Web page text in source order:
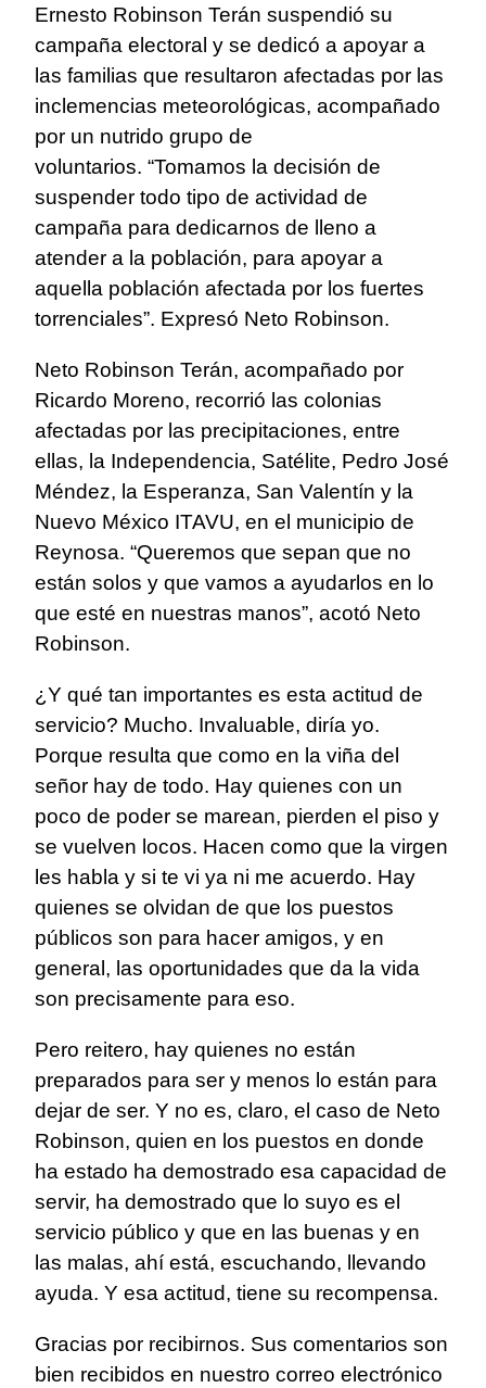
Ernesto Robinson Terán suspendió su
campaña electoral y se dedicó a apoyar a
las familias que resultaron afectadas por las
inclemencias meteorológicas, acompañado
por un nutrido grupo de
voluntarios. “Tomamos la decisión de
suspender todo tipo de actividad de
campaña para dedicarnos de lleno a
atender a la población, para apoyar a
aquella población afectada por los fuertes
torrenciales”. Expresó Neto Robinson.
Neto Robinson Terán, acompañado por
Ricardo Moreno, recorrió las colonias
afectadas por las precipitaciones, entre
ellas, la Independencia, Satélite, Pedro José
Méndez, la Esperanza, San Valentín y la
Nuevo México ITAVU, en el municipio de
Reynosa. “Queremos que sepan que no
están solos y que vamos a ayudarlos en lo
que esté en nuestras manos”, acotó Neto
Robinson.
¿Y qué tan importantes es esta actitud de
servicio? Mucho. Invaluable, diría yo.
Porque resulta que como en la viña del
señor hay de todo. Hay quienes con un
poco de poder se marean, pierden el piso y
se vuelven locos. Hacen como que la virgen
les habla y si te vi ya ni me acuerdo. Hay
quienes se olvidan de que los puestos
públicos son para hacer amigos, y en
general, las oportunidades que da la vida
son precisamente para eso.
Pero reitero, hay quienes no están
preparados para ser y menos lo están para
dejar de ser. Y no es, claro, el caso de Neto
Robinson, quien en los puestos en donde
ha estado ha demostrado esa capacidad de
servir, ha demostrado que lo suyo es el
servicio público y que en las buenas y en
las malas, ahí está, escuchando, llevando
ayuda. Y esa actitud, tiene su recompensa.
Gracias por recibirnos. Sus comentarios son
bien recibidos en nuestro correo electrónico